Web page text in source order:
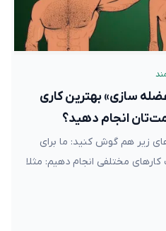
سازی» بهترین کاری
انجام دهید؟
زیر هم گوش کنید: ما برای
مختلفی انجام دهیم: مثلا